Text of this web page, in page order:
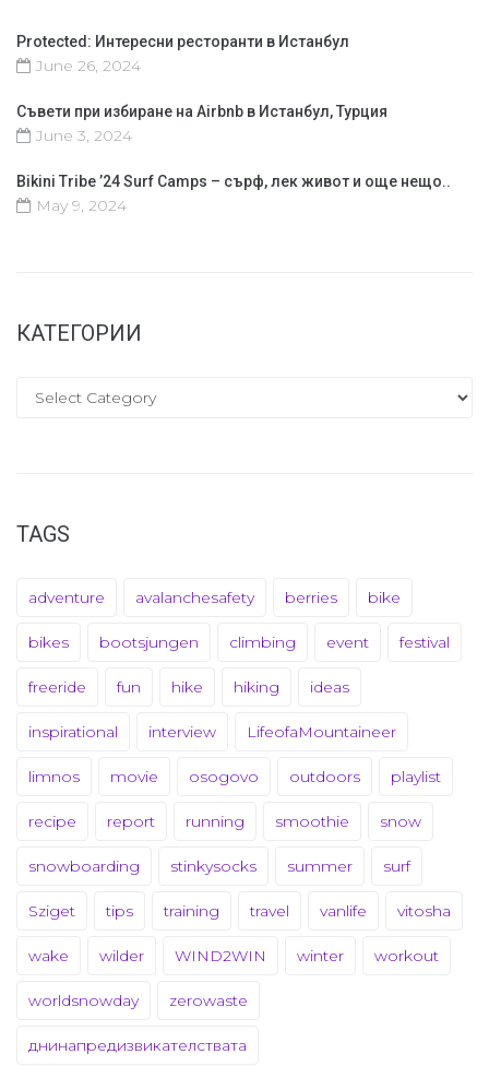
Protected: Интересни ресторанти в Истанбул
June 26, 2024
Съвети при избиране на Airbnb в Истанбул, Турция
June 3, 2024
Bikini Tribe ’24 Surf Camps – сърф, лек живот и още нещо..
May 9, 2024
КАТЕГОРИИ
TAGS
adventure avalanchesafety berries bike
bikes bootsjungen climbing event festival
freeride fun hike hiking ideas
inspirational interview LifeofaMountaineer
limnos movie osogovo outdoors playlist
recipe report running smoothie snow
snowboarding stinkysocks summer surf
Sziget tips training travel vanlife vitosha
wake wilder WIND2WIN winter workout
worldsnowday zerowaste
днинапредизвикателствата